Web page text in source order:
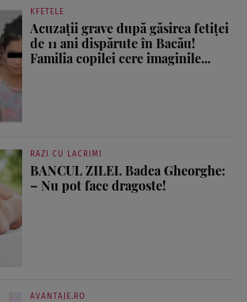
KFETELE
Acuzații grave după găsirea fetiței
de 11 ani dispărute în Bacău!
Familia copilei cere imaginile...
RAZI CU LACRIMI
BANCUL ZILEI. Badea Gheorghe:
– Nu pot face dragoste!
AVANTAJE.RO